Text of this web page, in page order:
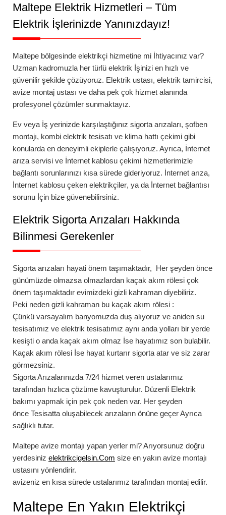
Maltepe Elektrik Hizmetleri – Tüm
Elektrik İşlerinizde Yanınızdayız!
Maltepe bölgesinde elektrikçi hizmetine mi İhtiyacınız var?
Uzman kadromuzla her türlü elektrik İşinizi en hızlı ve
güvenilir şekilde çözüyoruz. Elektrik ustası, elektrik tamircisi,
avize montaj ustası ve daha pek çok hizmet alanında
profesyonel çözümler sunmaktayız.
Ev veya İş yerinizde karşılaştığınız sigorta arızaları, şofben
montajı, kombi elektrik tesisatı ve klima hattı çekimi gibi
konularda en deneyimli ekiplerle çalışıyoruz. Ayrıca, İnternet
arıza servisi ve İnternet kablosu çekimi hizmetlerimizle
bağlantı sorunlarınızı kısa sürede gideriyoruz. İnternet arıza,
İnternet kablosu çeken elektrikçiler, ya da İnternet bağlantısı
sorunu İçin bize güvenebilirsiniz.
Elektrik Sigorta Arızaları Hakkında
Bilinmesi Gerekenler
Sigorta arızaları hayati önem taşımaktadır, Her şeyden önce
günümüzde olmazsa olmazlardan kaçak akım rölesi çok
önem taşımaktadır evimizdeki gizli kahraman diyebiliriz.
Peki neden gizli kahraman bu kaçak akım rölesi :
Çünkü varsayalım banyomuzda duş alıyoruz ve aniden su
tesisatımız ve elektrik tesisatımız aynı anda yolları bir yerde
kesişti o anda kaçak akım olmaz İse hayatımız son bulabilir.
Kaçak akım rölesi İse hayat kurtarır sigorta atar ve siz zarar
görmezsiniz.
Sigorta Arızalarınızda 7/24 hizmet veren ustalarımız
tarafından hızlıca çözüme kavuşturulur. Düzenli Elektrik
bakımı yapmak için pek çok neden var. Her şeyden
önce Tesisatta oluşabilecek arızaların önüne geçer Ayrıca
sağlıklı tutar.
Maltepe avize montajı yapan yerler mi? Arıyorsunuz doğru
yerdesiniz elektrikcigelsin.Com size en yakın avize montajı
ustasını yönlendirir.
avizeniz en kısa sürede ustalarımız tarafından montaj edilir.
Maltepe En Yakın Elektrikçi